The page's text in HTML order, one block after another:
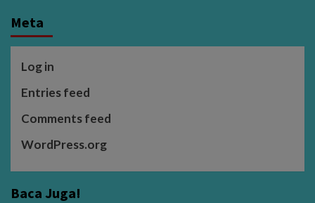
Meta
Log in
Entries feed
Comments feed
WordPress.org
Baca Juga!